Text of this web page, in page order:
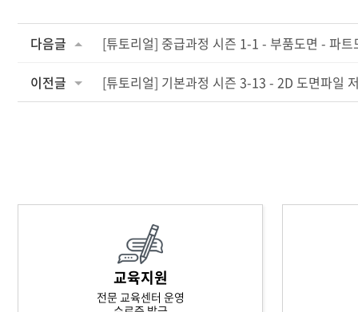
다음글 [튜토리얼] 중급과정 시즌 1-1 - 부품도면 - 파트
이전글 [튜토리얼] 기본과정 시즌 3-13 - 2D 도면파일
교육지원
전문 교육센터 운영